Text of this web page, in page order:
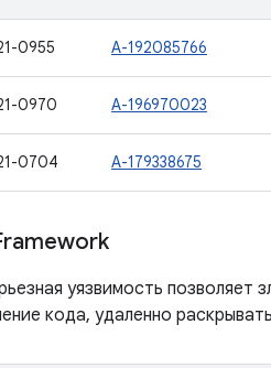
0955 A-192085766
0970 A-196970023
0704 A-179338675
уязвимость позволяет
кода, удаленно